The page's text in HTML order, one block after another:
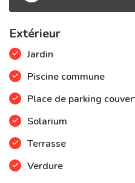
Extérieur
Jardin
Piscine commune
Place de parking
Solarium
Terrasse
Verdure